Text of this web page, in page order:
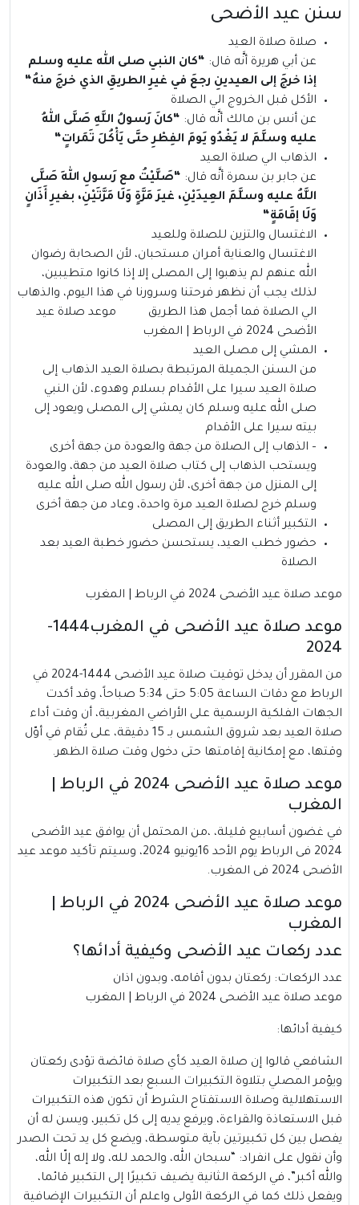
سنن عيد الأضحى
صلاة صلاة العيد
عن أبي هريرة أنَّه قال: “كان النبي صلى الله عليه وسلم
إذا خرجَ إلى العيدينِ رجعَ في غيرِ الطريقِ الذي خرجَ منهُ“
الأكل قبل الخروج الي الصلاة
عن أنس بن مالك أنَّه قال: “كانَ رَسولُ اللَّهِ صَلَّى اللهُ
عليه وسلَّمَ لا يَغْدُو يَومَ الفِطْرِ حتَّى يَأْكُلَ تَمَراتٍ“
الذهاب الي صلاة العيد
عن جابر بن سمرة أنَّه قال: “صَلَّيْتُ مع رَسولِ اللهِ صَلَّى
اللَّهُ عليه وسلَّمَ العِيدَيْنِ، غيرَ مَرَّةٍ وَلَا مَرَّتَيْنِ، بغيرِ أَذَانٍ
وَلَا إقَامَةٍ“
الاغتسال والتزين للصلاة وللعيد
الاغتسال والعناية أمران مستحبان، لأن الصحابة رضوان
الله عنهم لم يذهبوا إلى المصلى إلا إذا كانوا متطيبين،
لذلك يجب أن نظهر فرحتنا وسرورنا في هذا اليوم، والذهاب
الي الصلاة فما أجمل هذا الطريق موعد صلاة عيد
الأضحى 2024 في الرباط | المغرب
المشي إلى مصلى العيد
من السنن الجميلة المرتبطة بصلاة العيد الذهاب إلى
صلاة العيد سيرا على الأقدام بسلام وهدوء، لأن النبي
صلى الله عليه وسلم كان يمشي إلى المصلى ويعود إلى
بيته سيرا على الأقدام
– الذهاب إلى الصلاة من جهة والعودة من جهة أخرى
ويستحب الذهاب إلى كتاب صلاة العيد من جهة، والعودة
إلى المنزل من جهة أخرى، لأن رسول الله صلى الله عليه
وسلم خرج لصلاة العيد مرة واحدة، وعاد من جهة أخرى
التكبير أثناء الطريق إلى المصلى
حضور خطب العيد، يستحسن حضور خطبة العيد بعد
الصلاة
موعد صلاة عيد الأضحى 2024 في الرباط | المغرب
موعد صلاة عيد الأضحى في المغرب1444-
2024
من المقرر أن يدخل توقيت صلاة عيد الأضحى 1444-2024 في
الرباط مع دقات الساعة 5:05 حتى 5:34 صباحاً، وقد أكدت
الجهات الفلكية الرسمية على الأراضي المغربية، أن وقت أداء
صلاة العيد بعد شروق الشمس بـ 15 دقيقة، على تُقام في أوّل
وقتها، مع إمكانية إقامتها حتى دخول وقت صلاة الظهر.
موعد صلاة عيد الأضحى 2024 في الرباط |
المغرب
في غضون أسابيع قليلة، ،من المحتمل أن يوافق عيد الأضحى
2024 فى الرباط يوم الأحد 16يونيو 2024، وسيتم تأكيد موعد عيد
الأضحى 2024 فى المغرب.
موعد صلاة عيد الأضحى 2024 في الرباط |
المغرب
عدد ركعات عيد الأضحى وكيفية أدائها؟
عدد الركعات: ركعتان بدون أقامه، وبدون اذان
موعد صلاة عيد الأضحى 2024 في الرباط | المغرب
كيفية أدائها:
الشافعي قالوا إن صلاة العيد كأي صلاة فائضة تؤدى ركعتان
ويؤمر المصلي بتلاوة التكبيرات السبع بعد التكبيرات
الاستهلالية وصلاة الاستفتاح الشرط أن تكون هذه التكبيرات
قبل الاستعاذة والقراءة، ويرفع يديه إلى كل تكبير، ويسن له أن
يفصل بين كل تكبيرتين بآية متوسطة، ويضع كل يد تحت الصدر
وأن نقول على انفراد: “سبحان الله، والحمد لله، ولا إله إلّا الله،
والله أكبر”، في الركعة الثانية يضيف تكبيرًا إلى التكبير قائما،
ويفعل ذلك كما في الركعة الأولى واعلم أن التكبيرات الإضافية